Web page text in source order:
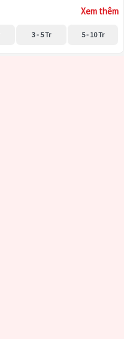
Xem thêm
3 - 5 Tr 5 - 10 Tr